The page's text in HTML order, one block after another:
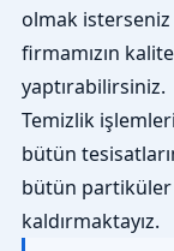
olmak
firmamızın
yaptırabilirsiniz.
Temizlik
bütün
bütün
kaldırmaktayız.